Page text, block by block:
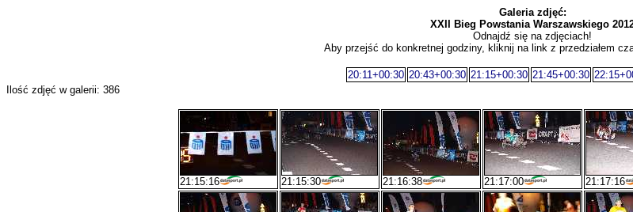
Galeria zdjęć:
XXII Bieg Powstania Warszawskiego
Odnajdź się na zdjęciach!
Aby przejść do konkretnej godziny, kliknij na link z przedziałem
20:11+00:30 20:43+00:30 21:15+00:30 21:45+00:30
Ilość zdjęć w galerii: 386
21:15:16 21:15:30 21:16:38 21:17:00 21:17:16